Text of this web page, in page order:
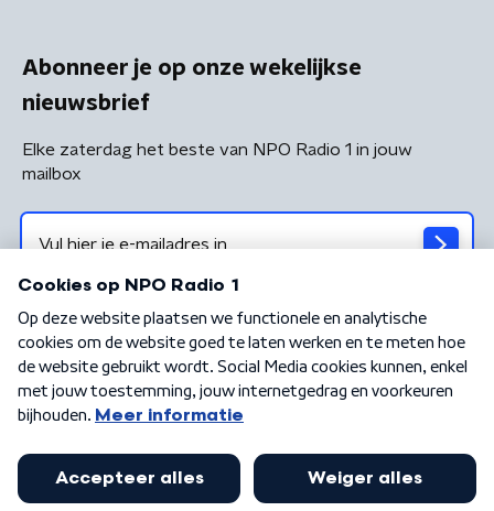
Abonneer je op onze wekelijkse
nieuwsbrief
Elke zaterdag het beste van NPO Radio 1 in jouw
mailbox
Algemene voorwaarden